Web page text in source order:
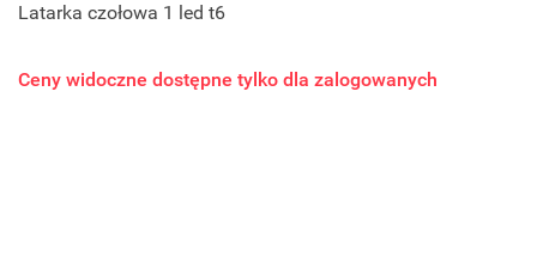
Latarka czołowa 1 led t6
Ceny widoczne dostępne tylko dla zalogowanych